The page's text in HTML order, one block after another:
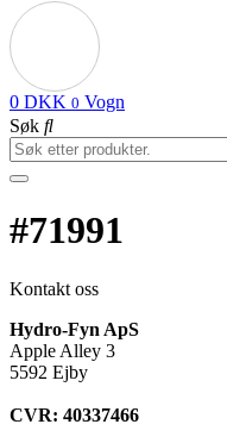
0 DKK 0 Vogn
Søk
#71991
Kontakt oss
Hydro-Fyn ApS
Apple Alley 3
5592 Ejby
CVR: 40337466